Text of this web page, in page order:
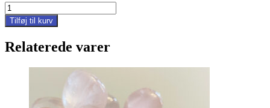
Malakit
antal
Tilføj til kurv
Relaterede varer